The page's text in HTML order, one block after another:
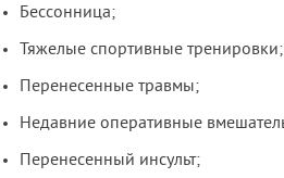
Бессонница;
Тяжелые спортивные тренировки;
Перенесенные травмы;
Недавние оперативные
Перенесенный инсульт;